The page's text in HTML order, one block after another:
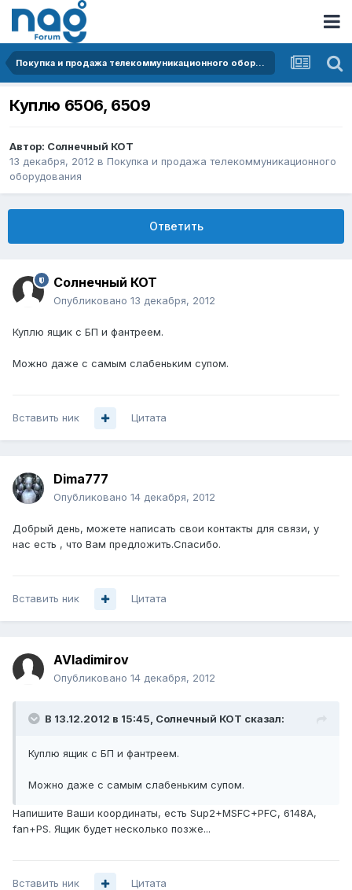
Покупка и продажа телекоммуникационного оборудования
Куплю 6506, 6509
Автор: Солнечный КОТ
13 декабря, 2012 в Покупка и продажа телекоммуникационного
оборудования
Ответить
Солнечный КОТ
Опубликовано 13 декабря, 2012
Куплю ящик с БП и фантреем.
Можно даже с самым слабеньким супом.
Вставить ник Цитата
Dima777
Опубликовано 14 декабря, 2012
Добрый день, можете написать свои контакты для связи, у
нас есть , что Вам предложить.Спасибо.
Вставить ник Цитата
AVladimirov
Опубликовано 14 декабря, 2012
В 13.12.2012 в 15:45, Солнечный КОТ сказал:
Куплю ящик с БП и фантреем.
Можно даже с самым слабеньким супом.
Напишите Ваши координаты, есть Sup2+MSFC+PFC, 6148A,
fan+PS. Ящик будет несколько позже...
Вставить ник Цитата